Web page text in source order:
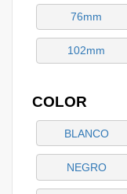
76mm
102mm
COLOR
BLANCO
NEGRO